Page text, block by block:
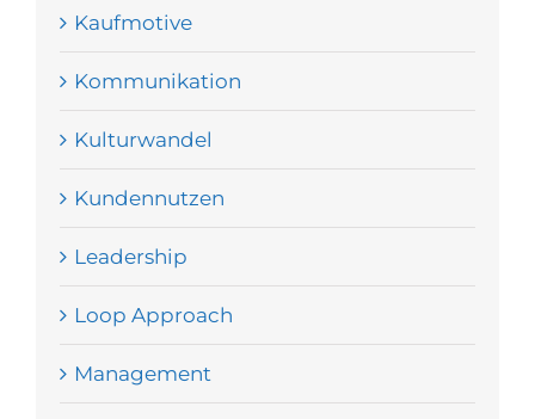
Kaufmotive
Kommunikation
Kulturwandel
Kundennutzen
Leadership
Loop Approach
Management